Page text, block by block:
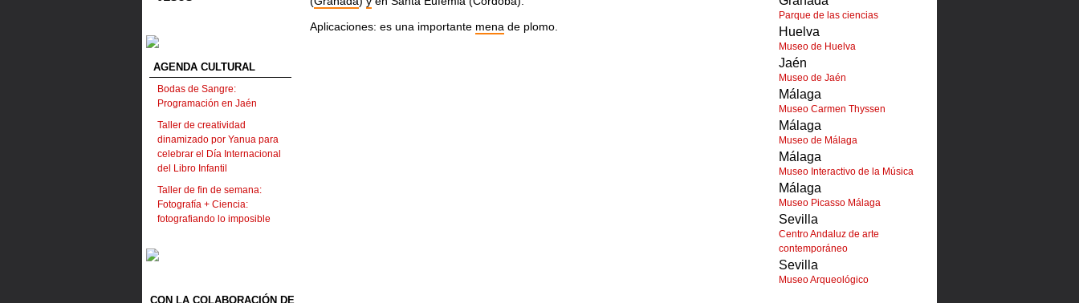
AGENDA CULTURAL
Bodas de Sangre:
Programación en Jaén
Taller de creatividad
dinamizado por Yanua para
celebrar el Día Internacional
del Libro Infantil
Taller de fin de semana:
Fotografía + Ciencia:
fotografiando lo imposible
CON LA COLABORACIÓN DE
Aplicaciones: es una importante mena de plomo.
Parque de las ciencias
Huelva
Museo de Huelva
Jaén
Museo de Jaén
Málaga
Museo Carmen Thyssen
Málaga
Museo de Málaga
Málaga
Museo Interactivo de la Música
Málaga
Museo Picasso Málaga
Sevilla
Centro Andaluz de arte
contemporáneo
Sevilla
Museo Arqueológico